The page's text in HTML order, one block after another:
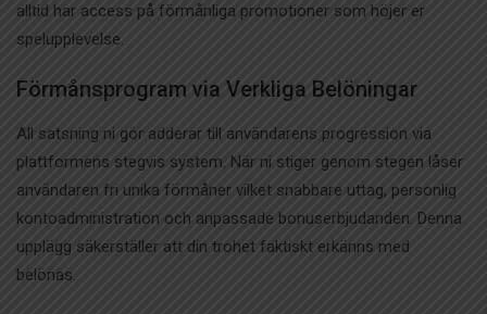
alltid har access på förmånliga promotioner som höjer er
spelupplevelse.
Förmånsprogram via Verkliga Belöningar
All satsning ni gör adderar till användarens progression via
plattformens stegvis system. När ni stiger genom stegen låser
användaren fri unika förmåner vilket snabbare uttag, personlig
kontoadministration och anpassade bonuserbjudanden. Denna
upplägg säkerställer att din trohet faktiskt erkänns med
belönas.